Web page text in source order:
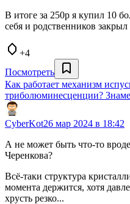
В итоге за 250р я купил 10
себя и родственников закрыл
+4
Посмотреть
Как работает механизм
триболюминесценции?
CyberKot26 мар 2024 в 18:42
А не может быть что-то
Черенкова?
Всё-таки структура
момента держится, хотя
хрусть резко...